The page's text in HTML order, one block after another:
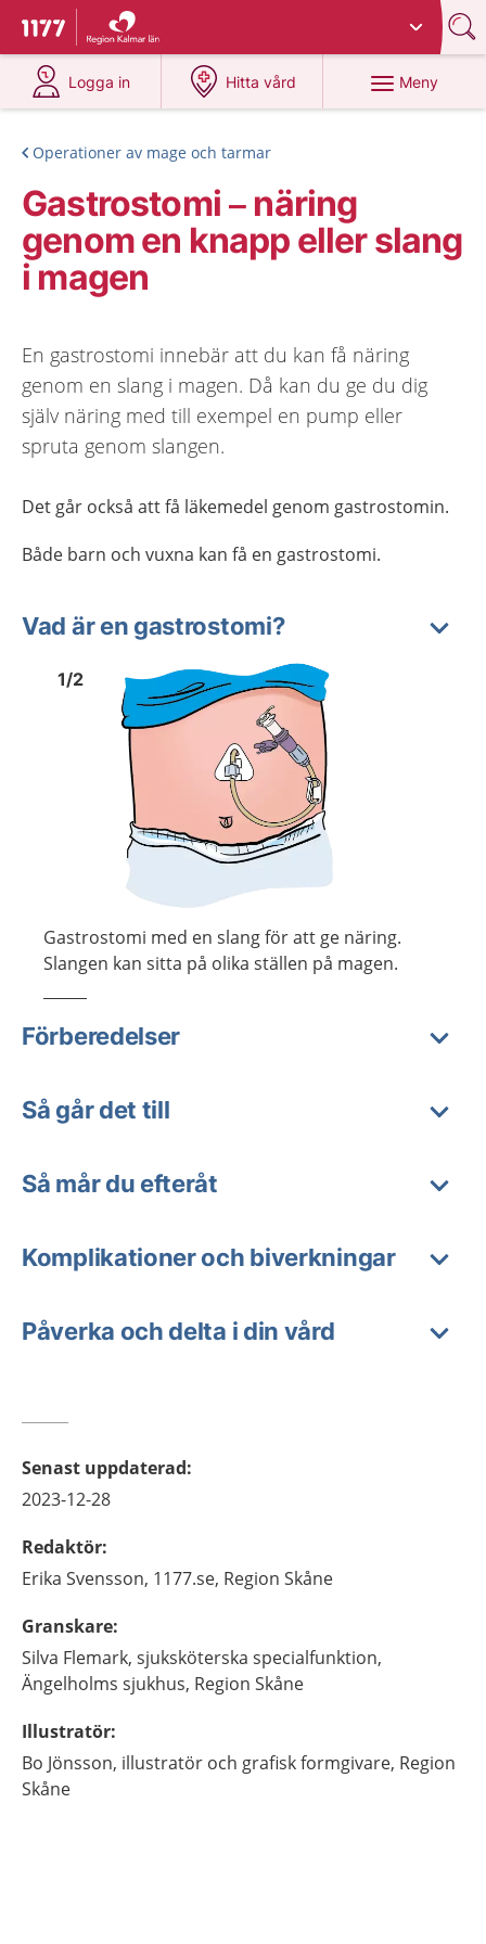
Till startsidan för 1177
Du har valt region
Logga in
på 1177.se
Hitta vård
på 1177.se
Meny
Operationer av mage och tarmar
Gastrostomi – näring
genom en knapp eller slang
i magen
En gastrostomi innebär att du kan få näring
genom en slang i magen. Då kan du ge du dig
själv näring med till exempel en pump eller
spruta genom slangen.
Det går också att få läkemedel genom gastrostomin.
Både barn och vuxna kan få en gastrostomi.
Vad är en gastrostomi?
Bild 1
1/2
Gastrostomi med en slang för att ge näring.
Slangen kan sitta på olika ställen på magen.
Visa föregående bild
Förberedelser
Så går det till
Så mår du efteråt
Komplikationer och biverkningar
Påverka och delta i din vård
Senast uppdaterad:
2023-12-28
Redaktör:
Erika Svensson, 1177.se, Region Skåne
Granskare:
Silva Flemark, sjuksköterska specialfunktion,
Ängelholms sjukhus, Region Skåne
Illustratör:
Bo Jönsson, illustratör och grafisk formgivare, Region
Skåne